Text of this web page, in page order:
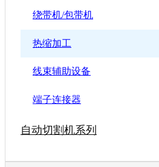
绕带机/包带机
热缩加工
线束辅助设备
端子连接器
自动切割机系列